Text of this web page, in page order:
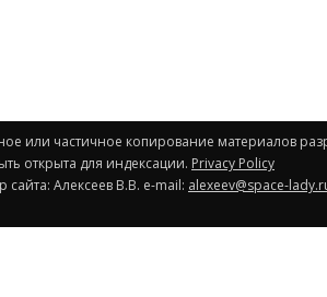
или частичное копирование материалов
открыта для индексации. Privacy Policy
Алексеев В.В. e-mail: alexeev@space-